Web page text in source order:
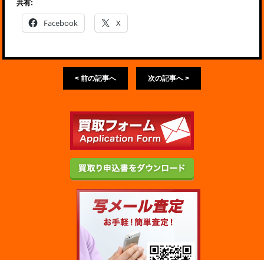
共有:
Facebook X
< 前の記事へ 次の記事へ >